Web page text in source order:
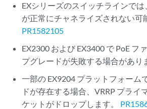
EXシリーズのスイッチラインでは
が正常にチャネライズされない可
PR1582105
EX2300 および EX3400 で PoE フ
プグレードが失敗する場合があり
一部の EX9204 プラットフォーム
ドが存在する場合、VRRP プライ
ケットがドロップします。